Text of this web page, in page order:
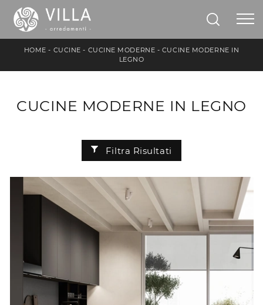
HOME - CUCINE - CUCINE MODERNE - CUCINE MODERNE IN
LEGNO
CUCINE MODERNE IN LEGNO
Filtra Risultati